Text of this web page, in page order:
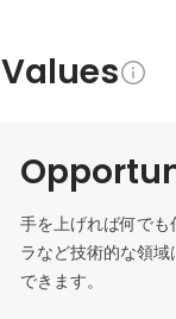
Values
手を上げれば何で
ラなど技術的な領
できます。